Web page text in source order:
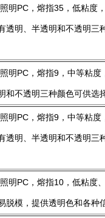
明PC，熔指35，低粘度
透明、半透明和不透明三
明PC，熔指9，中等粘度
和不透明三种颜色可供选
明PC，熔指9，中等粘度
透明、半透明和不透明三
明PC，熔指10，低粘度
脱模，提供透明色和各种